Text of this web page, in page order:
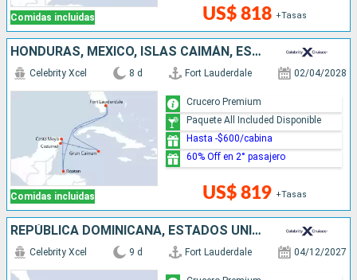
Comidas incluidas US$ 818 +Tasas
HONDURAS, MÉXICO, ISLAS CAIMÁN, ESTADOS UNIDOS
Comidas incluidas
Celebrity Xcel 8 d Fort Lauderdale 02/04/2028
US$ 819 +Tasas
Crucero Premium
Paquete All Included Disponible
Hasta -$600/cabina
60% Off en 2° pasajero
REPÚBLICA DOMINICANA, ESTADOS UNIDOS, ANTIGUA Y BARBUDA, SAN MARTÍN
Celebrity Xcel 9 d Fort Lauderdale 04/12/2027